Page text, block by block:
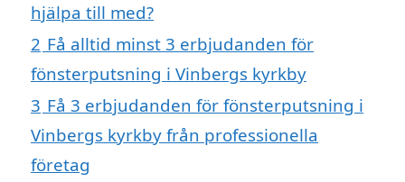
hjälpa till med?
2 Få alltid minst 3 erbjudanden för
fönsterputsning i Vinbergs kyrkby
3 Få 3 erbjudanden för fönsterputsning i
Vinbergs kyrkby från professionella
företag